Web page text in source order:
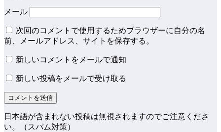
メール
次回のコメントで使用するためブラウザーに自分の名
前、メールアドレス、サイトを保存する。
新しいコメントをメールで通知
新しい投稿をメールで受け取る
日本語が含まれない投稿は無視されますのでご注意くださ
い。（スパム対策）